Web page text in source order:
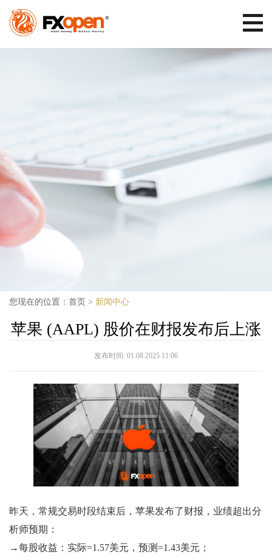
您现在的位置： 首页 > 新闻中心
苹果 (AAPL) 股价在财报发布后上涨
发布时间: 01.08.2025 11:06
昨天，常规交易时段结束后，苹果发布了财报，业绩超出分
析师预期：
→每股收益：实际=1.57美元，预测=1.43美元；